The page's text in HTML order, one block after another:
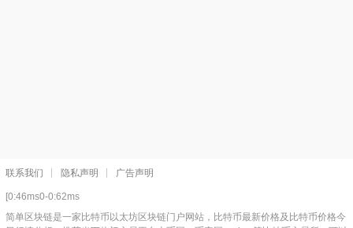
联系我们 隐私声明 广告声明
[0:46ms0-0:62ms
简单区块链是一家比特币以太坊区块链门户网站，比特币最新价格及比特币价格今